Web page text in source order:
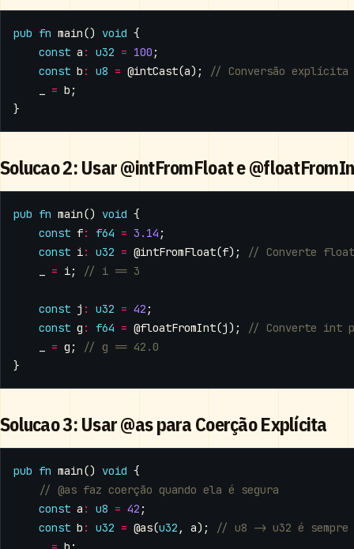
pub fn main() void {
const a : u32 = 100 ;
const b : u8 = @intCast(a);
= b ;
}
Solucao 2: Usar @intFromFloat e
pub fn main() void {
const f: f64 = 3.14 ;
const i: u32 = @intFromFloat(f);
= i;
const j : u32 = 42 ;
const g : f64 = @floatFromInt(j );
= g ;
}
Solucao 3: Usar @as para Coerção Explícita
pub fn main() void {
const a : u8 = 42 ;
const b : u32 = @as(u32 , a);